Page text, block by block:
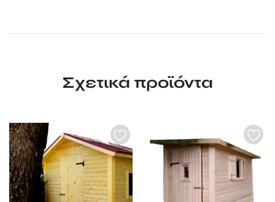
Σχετικά προϊόντα